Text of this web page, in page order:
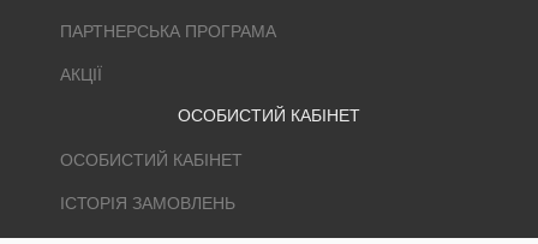
ПАРТНЕРСЬКА ПРОГРАМА
АКЦІЇ
ОСОБИСТИЙ КАБІНЕТ
ОСОБИСТИЙ КАБІНЕТ
ІСТОРІЯ ЗАМОВЛЕНЬ